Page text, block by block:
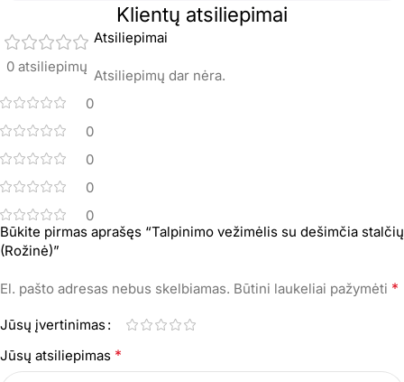
Klientų atsiliepimai
0 atsiliepimų
0
0
0
0
0
Atsiliepimai
Atsiliepimų dar nėra.
Būkite pirmas aprašęs “Talpinimo vežimėlis su dešimčia stalčių
(Rožinė)”
El. pašto adresas nebus skelbiamas. Būtini laukeliai pažymėti *
Jūsų įvertinimas
Jūsų atsiliepimas *